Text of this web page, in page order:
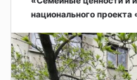
национального проекта